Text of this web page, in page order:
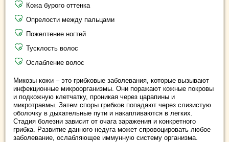
Кожа бурого оттенка
Опрелости между пальцами
Пожелтение ногтей
Тусклость волос
Ослабление волос
Микозы кожи – это грибковые заболевания, которые вызывают
инфекционные микроорганизмы. Они поражают кожные покровы
и подкожную клетчатку, проникая через царапины и
микротравмы. Затем споры грибков попадают через слизистую
оболочку в дыхательные пути и накапливаются в легких.
Стадия болезни зависит от очага заражения и конкретного
грибка. Развитие данного недуга может спровоцировать любое
заболевание, ослабляющее иммунную систему организма.